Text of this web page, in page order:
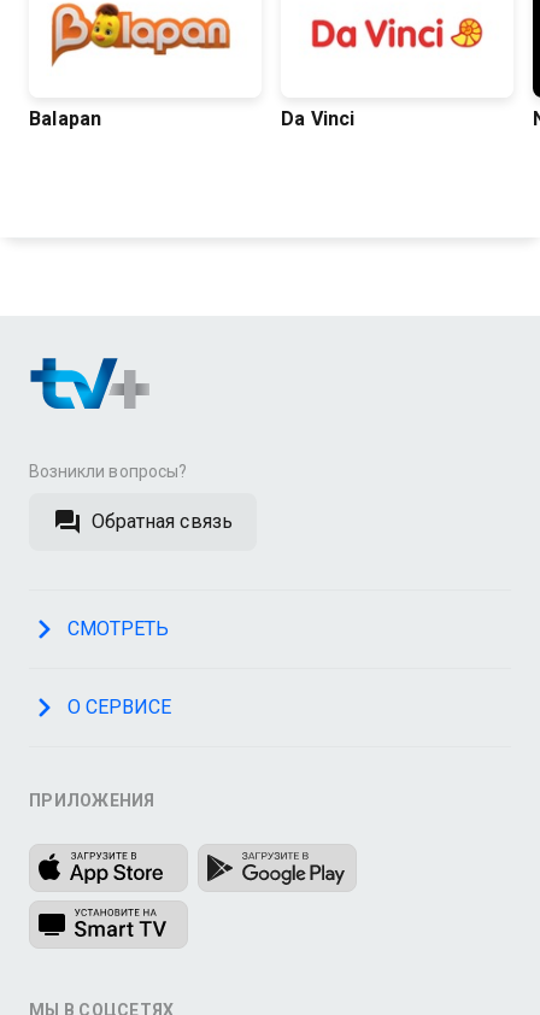
Balapan Da Vinci
Возникли вопросы?
Обратная связь
СМОТРЕТЬ
О СЕРВИСЕ
ПРИЛОЖЕНИЯ
МЫ В СОЦСЕТЯХ